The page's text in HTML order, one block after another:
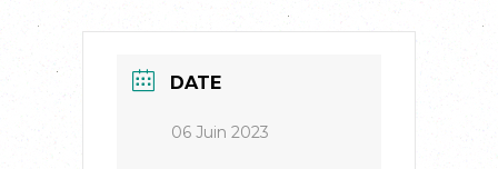
DATE
06 Juin 2023